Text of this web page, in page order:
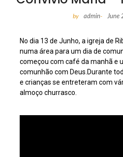
by admin- June
No dia 13 de Junho, a igreja de
numa área para um dia de
começou com café da manhã e
comunhão com Deus.Durante
e crianças se entreteram com
almoço churrasco.